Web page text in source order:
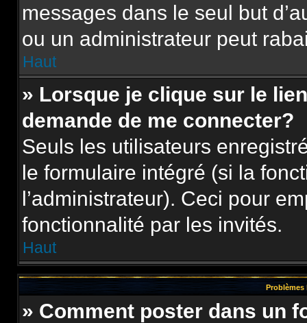
messages dans le seul but
ou un administrateur peut
Haut
» Lorsque je clique sur le
demande de me connecter?
Seuls les utilisateurs
le formulaire intégré (si la
l’administrateur). Ceci pour
fonctionnalité par les invités.
Haut
Problèmes
» Comment poster dans un